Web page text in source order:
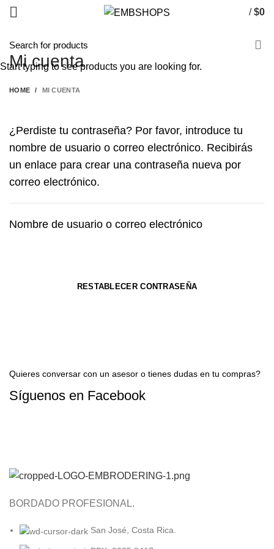
/ $0
Mi cuenta
HOME MI CUENTA
¿Perdiste tu contraseña? Por favor, introduce tu
nombre de usuario o correo electrónico. Recibirás
un enlace para crear una contraseña nueva por
correo electrónico.
Nombre de usuario o correo electrónico
RESTABLECER CONTRASEÑA
Quieres conversar con un asesor o tienes dudas en tu compras?
Síguenos en Facebook
BORDADO PROFESIONAL.
San José, Costa Rica.
Start typing to see products you are looking for.